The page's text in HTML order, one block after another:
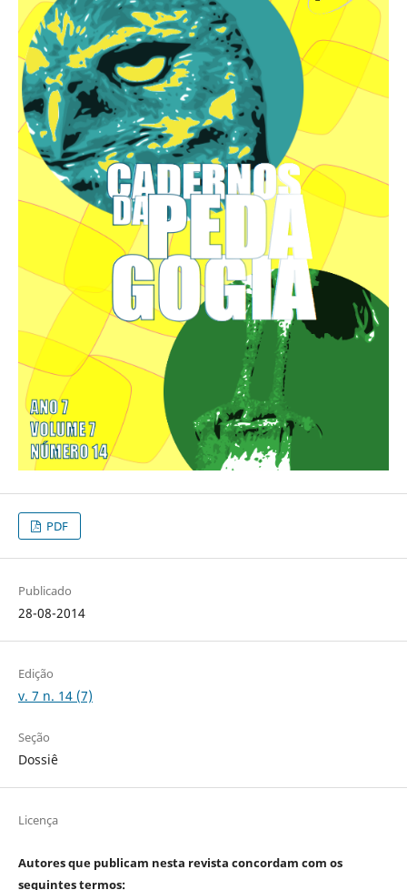
PDF
Publicado
28-08-2014
Edição
v. 7 n. 14 (7)
Seção
Dossiê
Licença
Autores que publicam nesta revista concordam com os
seguintes termos: